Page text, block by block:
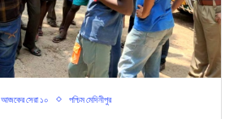
আজকের সেরা ১০ পশ্চিম মেদিনীপুর